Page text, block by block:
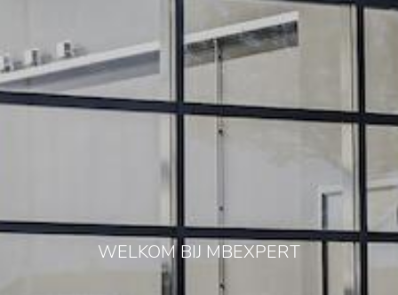
WELKOM BIJ MBEXPERT